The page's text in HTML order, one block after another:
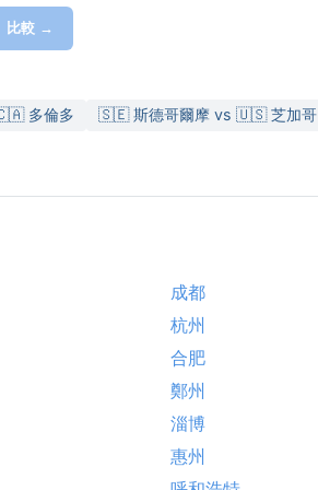
比較 →
多倫多
🇸🇪 斯德哥爾摩 vs 🇺🇸 芝加哥
成都
杭州
合肥
鄭州
淄博
惠州